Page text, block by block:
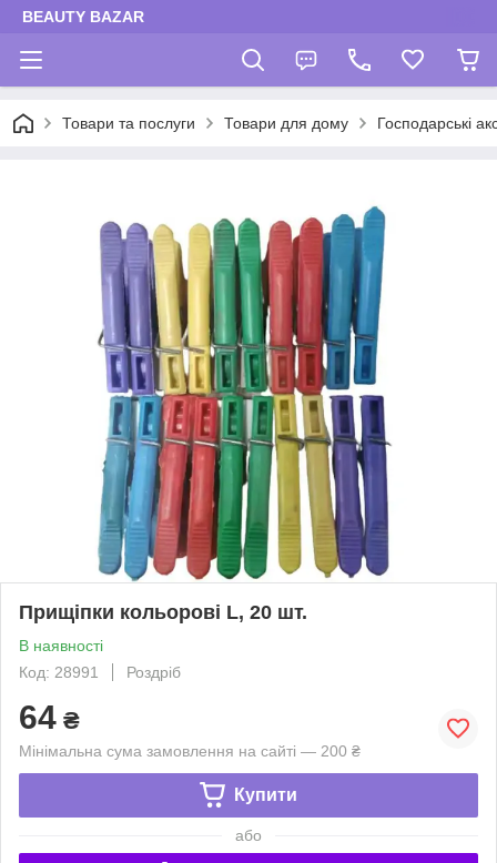
BEAUTY BAZAR
Товари та послуги Товари для дому Господарські
Прищіпки кольорові L, 20 шт.
В наявності
Код: 28991
Роздріб
64 ₴
Мінімальна сума замовлення на сайті — 200 ₴
Купити
або